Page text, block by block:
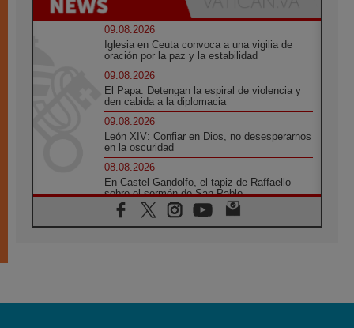
09.08.2026
Iglesia en Ceuta convoca a una vigilia de
oración por la paz y la estabilidad
09.08.2026
El Papa: Detengan la espiral de violencia y
den cabida a la diplomacia
09.08.2026
León XIV: Confiar en Dios, no desesperarnos
en la oscuridad
08.08.2026
En Castel Gandolfo, el tapiz de Raffaello
sobre el sermón de San Pablo
08.08.2026
En Colombia, «la paz no se compra con una
08.08.2026